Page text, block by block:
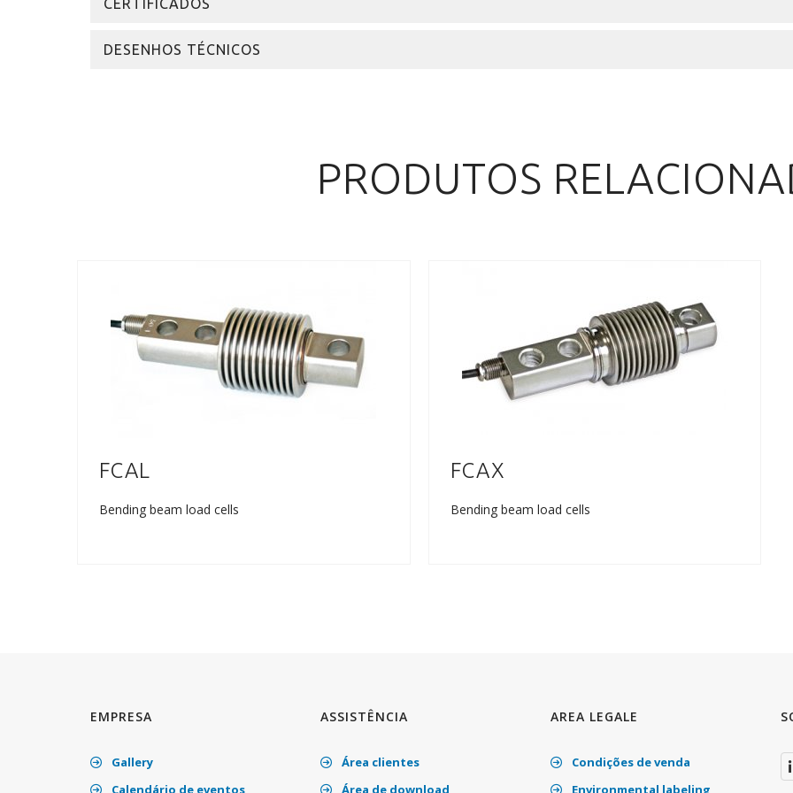
CERTIFICADOS
DESENHOS TÉCNICOS
PRODUTOS
FCAL
Bending beam load cells
FCAX
Bending beam load cells
EMPRESA
Gallery
Calendário de eventos
ASSISTÊNCIA
Área clientes
Área de download
AREA LEGALE
Condições de venda
Environmental labeling